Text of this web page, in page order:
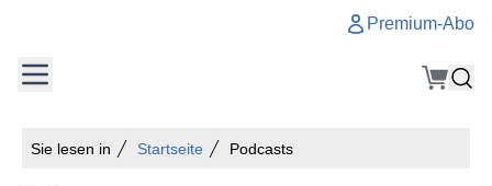
Premium-Abo
Sie lesen in Startseite Podcasts